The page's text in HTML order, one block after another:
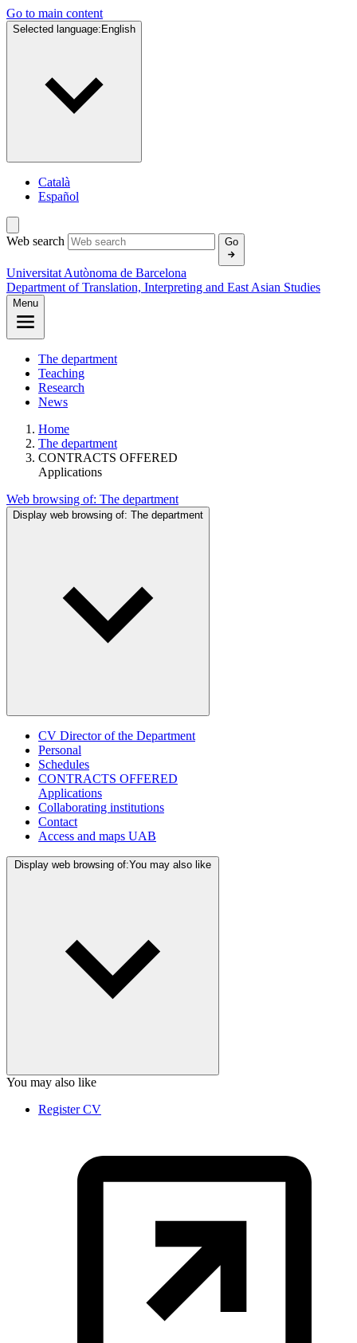
Go to main content
Selected language: English
Català
Español
Web search Go
Universitat Autònoma de Barcelona
Department of Translation, Interpreting and East Asian Studies
Menu
The department
Teaching
Research
News
Home
The department
CONTRACTS OFFERED
Applications
Web browsing of: The department
Display web browsing of: The department
CV Director of the Department
Personal
Schedules
CONTRACTS OFFERED
Applications
Collaborating institutions
Contact
Access and maps UAB
Display web browsing of:You may also like
You may also like
Register CV